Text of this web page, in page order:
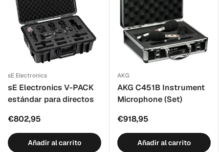
sE Electronics
sE Electronics V-PACK
estándar para directos
€802,95
Añadir al carrito
AKG
AKG C451B Instrument
Microphone (Set)
€918,95
Añadir al carrito